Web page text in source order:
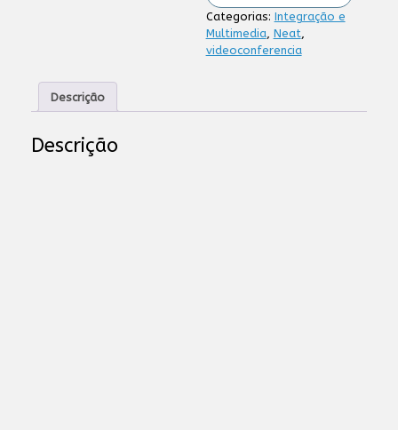
Categorias: Integração e
Multimedia, Neat,
videoconferencia
Descrição
Descrição